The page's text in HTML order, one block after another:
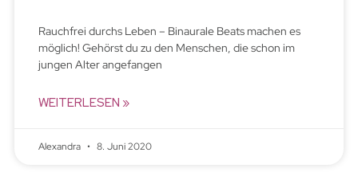
Rauchfrei durchs Leben – Binaurale Beats machen es
möglich! Gehörst du zu den Menschen, die schon im
jungen Alter angefangen
WEITERLESEN »
Alexandra 8. Juni 2020